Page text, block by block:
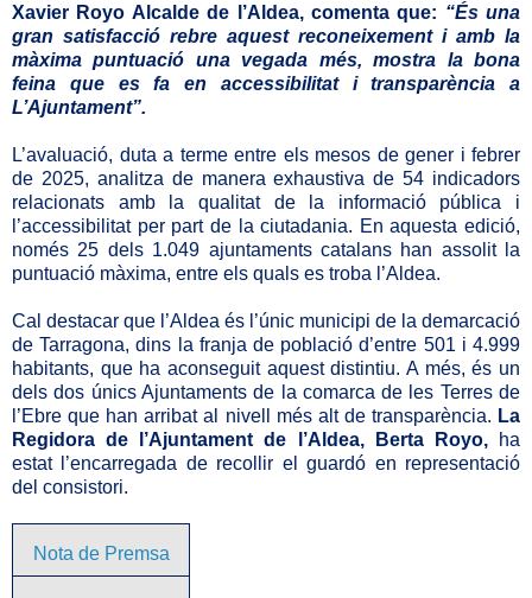
Xavier Royo Alcalde de l’Aldea, comenta que: “És una
gran satisfacció rebre aquest reconeixement i amb la
màxima puntuació una vegada més, mostra la bona
feina que es fa en accessibilitat i transparència a
L’Ajuntament”.
L’avaluació, duta a terme entre els mesos de gener i febrer
de 2025, analitza de manera exhaustiva de 54 indicadors
relacionats amb la qualitat de la informació pública i
l’accessibilitat per part de la ciutadania. En aquesta edició,
només 25 dels 1.049 ajuntaments catalans han assolit la
puntuació màxima, entre els quals es troba l’Aldea.
Cal destacar que l’Aldea és l’únic municipi de la demarcació
de Tarragona, dins la franja de població d’entre 501 i 4.999
habitants, que ha aconseguit aquest distintiu. A més, és un
dels dos únics Ajuntaments de la comarca de les Terres de
l’Ebre que han arribat al nivell més alt de transparència. La
Regidora de l’Ajuntament de l’Aldea, Berta Royo,
ha
estat l’encarregada de recollir el guardó en representació
del consistori.
Nota de Premsa